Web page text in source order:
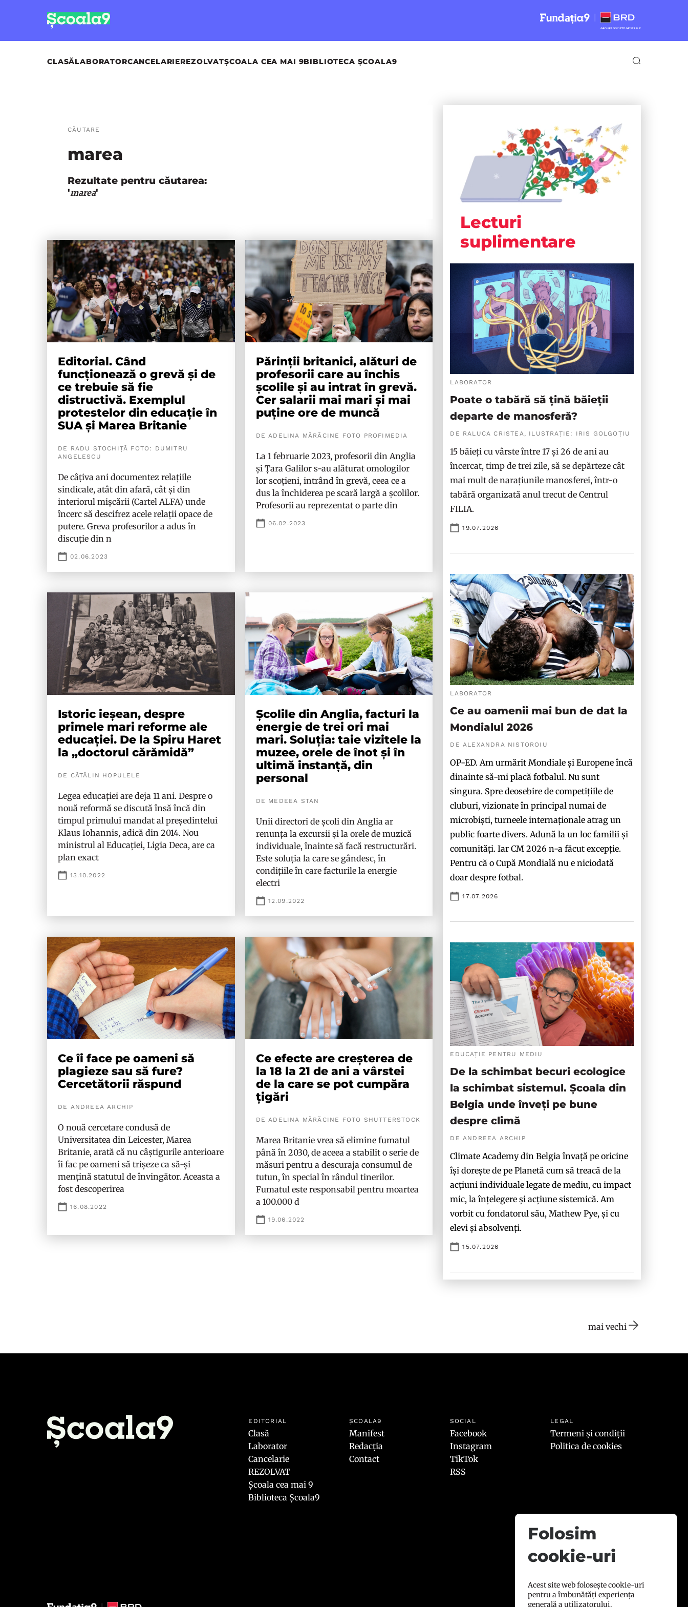
CLASĂLABORATORCANCELARIEREZOLVATȘCOALA CEA MAI 9BIBLIOTECA ȘCOALA9
CĂUTARE
marea
Rezultate pentru căutarea:
'marea'
Editorial. Când
funcționează o grevă și de
ce trebuie să fie
distructivă. Exemplul
protestelor din educație în
SUA și Marea Britanie
DE RADU STOCHIȚĂ FOTO: DUMITRU
ANGELESCU
De câțiva ani documentez relațiile
sindicale, atât din afară, cât și din
interiorul mișcării (Cartel ALFA) unde
încerc să descifrez acele relații opace de
putere. Greva profesorilor a adus în
discuție din n
02.06.2023
Părinții britanici, alături de
profesorii care au închis
școlile și au intrat în grevă.
Cer salarii mai mari și mai
puține ore de muncă
DE ADELINA MĂRĂCINE FOTO PROFIMEDIA
La 1 februarie 2023, profesorii din Anglia
și Țara Galilor s-au alăturat omologilor
lor scoțieni, intrând în grevă, ceea ce a
dus la închiderea pe scară largă a școlilor.
Profesorii au reprezentat o parte din
06.02.2023
Istoric ieșean, despre
primele mari reforme ale
educației. De la Spiru Haret
la „doctorul cărămidă”
DE CĂTĂLIN HOPULELE
Legea educației are deja 11 ani. Despre o
nouă reformă se discută însă încă din
timpul primului mandat al președintelui
Klaus Iohannis, adică din 2014. Nou
ministrul al Educației, Ligia Deca, are ca
plan exact
13.10.2022
Școlile din Anglia, facturi la
energie de trei ori mai
mari. Soluția: taie vizitele la
muzee, orele de înot și în
ultimă instanță, din
personal
DE MEDEEA STAN
Unii directori de școli din Anglia ar
renunța la excursii și la orele de muzică
individuale, înainte să facă restructurări.
Este soluția la care se gândesc, în
condițiile în care facturile la energie
electri
12.09.2022
Ce îi face pe oameni să
plagieze sau să fure?
Cercetătorii răspund
DE ANDREEA ARCHIP
O nouă cercetare condusă de
Universitatea din Leicester, Marea
Britanie, arată că nu câștigurile anterioare
îi fac pe oameni să trișeze ca să-și
mențină statutul de învingător. Aceasta a
fost descoperirea
16.08.2022
Ce efecte are creșterea de
la 18 la 21 de ani a vârstei
de la care se pot cumpăra
țigări
DE ADELINA MĂRĂCINE FOTO SHUTTERSTOCK
Marea Britanie vrea să elimine fumatul
până în 2030, de aceea a stabilit o serie de
măsuri pentru a descuraja consumul de
tutun, în special în rândul tinerilor.
Fumatul este responsabil pentru moartea
a 100.000 d
19.06.2022
Lecturi
suplimentare
LABORATOR
Poate o tabără să țină băieții
departe de manosferă?
DE RALUCA CRISTEA, ILUSTRAȚIE: IRIS GOLGOȚIU
15 băieți cu vârste între 17 și 26 de ani au
încercat, timp de trei zile, să se depărteze cât
mai mult de narațiunile manosferei, într-o
tabără organizată anul trecut de Centrul
FILIA.
19.07.2026
LABORATOR
Ce au oamenii mai bun de dat la
Mondialul 2026
DE ALEXANDRA NISTOROIU
OP-ED. Am urmărit Mondiale și Europene încă
dinainte să-mi placă fotbalul. Nu sunt
singura. Spre deosebire de competițiile de
cluburi, vizionate în principal numai de
microbiști, turneele internaționale atrag un
public foarte divers. Adună la un loc familii și
comunități. Iar CM 2026 n-a făcut excepție.
Pentru că o Cupă Mondială nu e niciodată
doar despre fotbal.
17.07.2026
EDUCAȚIE PENTRU MEDIU
De la schimbat becuri ecologice
la schimbat sistemul. Școala din
Belgia unde înveți pe bune
despre climă
DE ANDREEA ARCHIP
Climate Academy din Belgia învață pe oricine
își dorește de pe Planetă cum să treacă de la
acțiuni individuale legate de mediu, cu impact
mic, la înțelegere și acțiune sistemică. Am
vorbit cu fondatorul său, Mathew Pye, și cu
elevi și absolvenți.
15.07.2026
mai vechi
EDITORIAL
Clasă
Laborator
Cancelarie
REZOLVAT
Școala cea mai 9
Biblioteca Școala9
ȘCOALA9
Manifest
Redacția
Contact
SOCIAL
Facebook
Instagram
TikTok
RSS
LEGAL
Termeni și condiții
Politica de cookies
Folosim
cookie-uri
Acest site web folosește cookie-uri
pentru a îmbunătăți experiența
generală a utilizatorului.